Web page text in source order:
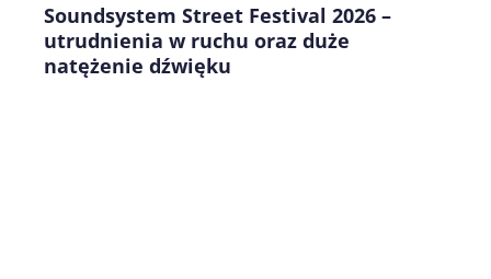
Soundsystem Street Festival 2026 –
utrudnienia w ruchu oraz duże
natężenie dźwięku